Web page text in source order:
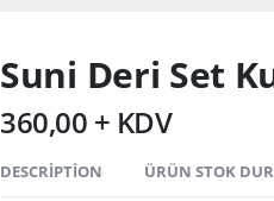
Suni Deri Set
360,00 + KDV
DESCRIPTION ÜRÜN STOK